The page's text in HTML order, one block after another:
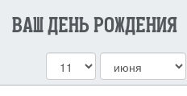
ВАШ ДЕНЬ РОЖДЕНИЯ